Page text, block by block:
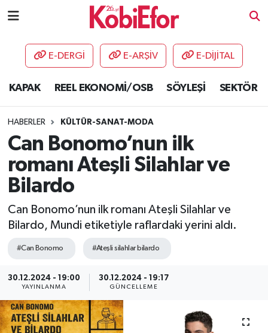
E-DERGİ E-ARŞİV E-DİJİTAL
KAPAK REEL EKONOMİ/OSB SÖYLEŞİ SEKTÖR
HABERLER KÜLTÜR-SANAT-MODA
Can Bonomo’nun ilk
romanı Ateşli Silahlar ve
Bilardo
Can Bonomo’nun ilk romanı Ateşli Silahlar ve
Bilardo, Mundi etiketiyle raflardaki yerini aldı.
#Can Bonomo #Ateşli silahlar bilardo
30.12.2024 - 19:00
YAYINLANMA
30.12.2024 - 19:17
GÜNCELLEME
AKADEMİ
DESTEK-TEŞVİK
ETKİNLİK
GÜNCEL
KAPAK
SEKTÖR
ŞİRKET PANO